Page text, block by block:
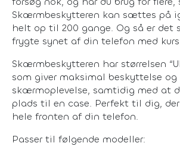
Skærmbeskytteren kan sættes på
helt op til 200 gange. Og så er det
frygte synet af din telefon med
Skærmbeskytteren har størrelsen
som giver maksimal beskyttelse
skærmoplevelse, samtidig med at
plads til en case. Perfekt til dig,
hele fronten af din telefon.
Passer til følgende modeller: